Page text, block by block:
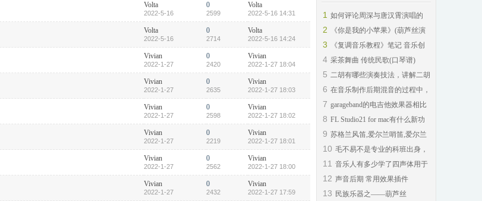
Volta
2022-5-16
0
2599
Volta
2022-5-16 14:31
Volta
2022-5-16
0
2714
Volta
2022-5-16 14:24
Vivian
2022-1-27
0
2420
Vivian
2022-1-27 18:04
Vivian
2022-1-27
0
2635
Vivian
2022-1-27 18:03
Vivian
2022-1-27
0
2598
Vivian
2022-1-27 18:02
Vivian
2022-1-27
0
2219
Vivian
2022-1-27 18:01
Vivian
2022-1-27
0
2562
Vivian
2022-1-27 18:00
Vivian
2022-1-27
0
2432
Vivian
2022-1-27 17:59
1 如何评论周深与唐汉霄演唱的
《末日飞船》？
2
《你是我的小苹果》(葫芦丝演
奏)
3
《复调音乐教程》笔记 音乐创
作基础课程
4 采茶舞曲 传统民歌(口琴谱)
5 二胡有哪些演奏技法，讲解二胡
的基本演奏技
6 在音乐制作后期混音的过程中，
硬件效果器相
7 garageband的电吉他效果器相比
单块或综合效
8 FL Studio21 for mac有什么新功
能详情,2023
9 苏格兰风笛,爱尔兰哨笛,爱尔兰
肘风笛三者有
10 毛不易不是专业的科班出身，
现在红了，为什
11 音乐人有多少学了四声体用于
作曲呢？
12 声音后期 常用效果插件
（VST）介绍
13 民族乐器之——葫芦丝